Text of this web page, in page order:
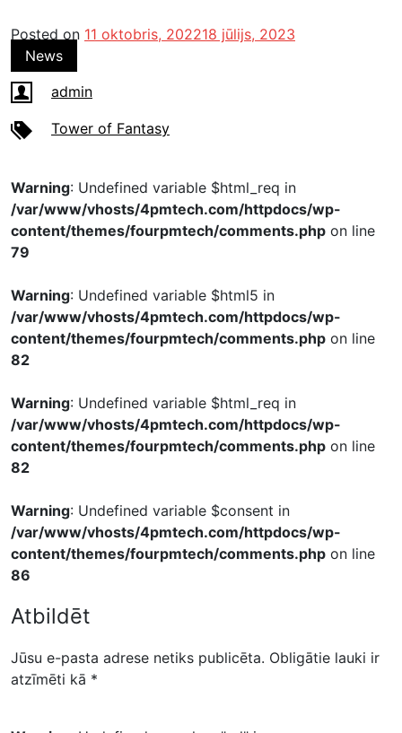
Posted on 11 oktobris, 202218 jūlijs, 2023
News
admin
Tower of Fantasy
Warning: Undefined variable $html_req in
/var/www/vhosts/4pmtech.com/httpdocs/wp-
content/themes/fourpmtech/comments.php on line
79
Warning: Undefined variable $html5 in
/var/www/vhosts/4pmtech.com/httpdocs/wp-
content/themes/fourpmtech/comments.php on line
82
Warning: Undefined variable $html_req in
/var/www/vhosts/4pmtech.com/httpdocs/wp-
content/themes/fourpmtech/comments.php on line
82
Warning: Undefined variable $consent in
/var/www/vhosts/4pmtech.com/httpdocs/wp-
content/themes/fourpmtech/comments.php on line
86
Atbildēt
Jūsu e-pasta adrese netiks publicēta. Obligātie lauki ir
atzīmēti kā *